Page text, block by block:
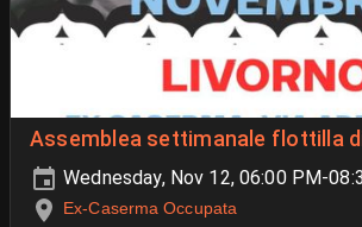
Assemblea settimanale flottilla
Wednesday, Nov 12, 06:00 PM-
Ex-Caserma Occupata